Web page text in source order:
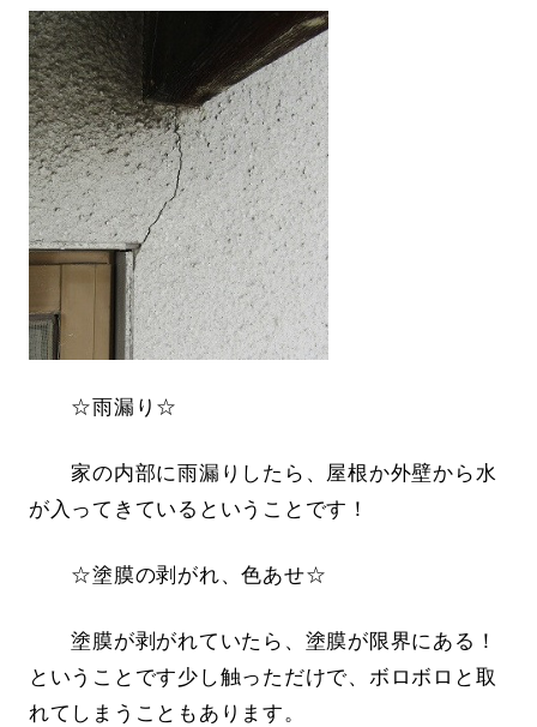
☆雨漏り☆
家の内部に雨漏りしたら、屋根か外壁から水
が入ってきているということです！
☆塗膜の剥がれ、色あせ☆
塗膜が剥がれていたら、塗膜が限界にある！
ということです少し触っただけで、ボロボロと取
れてしまうこともあります。